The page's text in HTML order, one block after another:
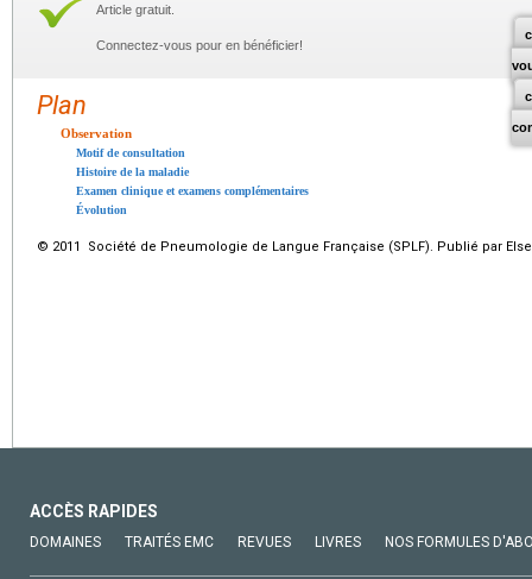
Article gratuit.
Connectez-vous pour en bénéficier!
Plan
Observation
Motif de consultation
Histoire de la maladie
Examen clinique et examens complémentaires
Évolution
© 2011 Société de Pneumologie de Langue Française (SPLF). Publié par
ACCÈS RAPIDES
DOMAINES TRAITÉS EMC REVUES LIVRES NOS FORMULES